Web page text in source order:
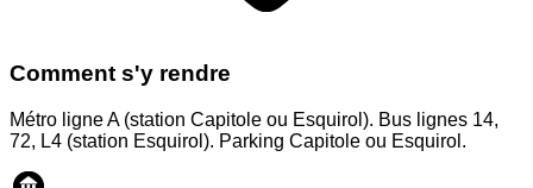
Comment s'y rendre
Métro ligne A (station Capitole ou Esquirol). Bus lignes 14,
72, L4 (station Esquirol). Parking Capitole ou Esquirol.